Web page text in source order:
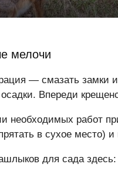
мелочи
— смазать замки
Впереди
необходимых работ
в сухое место)
для сада